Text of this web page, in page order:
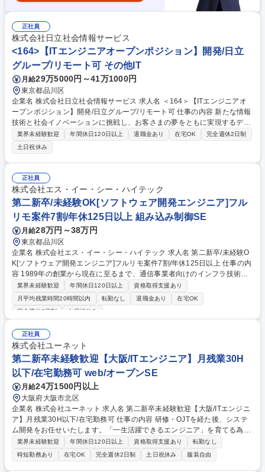
正社員
株式会社日立社会情報サービス
<164>【ITエンジニアオープンポジション】開発/日立
グループ/リモート可 その他IT
月給29万5000円～41万1000円
東京都品川区
企業名 株式会社日立社会情報サービス 求人名 ＜164＞【ITエンジニアオ
ープンポジション】開発/日立グループ/リモート可 仕事の内容 新たな情報
技術と社会イノベーションに挑戦し、お客さまの夢をともに実現するデジ
タルソリューションを提供します。各種ソリューションの設計/開発に携わ
っていただくことを想定しています。 選考を通じて皆さんのキャリア志向
を伺いながら、配属先を広く検討させていただきます。システムインテグ
レーション事業、システム運用サービス事業、パッケージ・ソリューショ
ン事業＜日立グループ各社とともに、システムインテグレーション事業を
はじめ、システム運用サービス事業、ソリューション事業を幅広い業種に
おいて展開しています。＞ 募集職種 ＜164＞【ITエンジニアオープンポジ
ション】開発/日立グループ/リモート可
業界未経験歓迎 年間休日120日以上 退職金あり 在宅OK
完全週休2日制
土日祝休み
正社員
株式会社エス・イー・シー・ハイテック
第二新卒/未経験OK[ソフトウェア開発エンジニア]フル
リモ案件7割/年休125日以上 組み込み制御SE
月給28万円～38万円
東京都品川区
企業名 株式会社エス・イー・シー・ハイテック 求人名 第二新卒/未経験O
K[ソフトウェア開発エンジニア]フルリモ案件7割/年休125日以上 仕事の内
容 1989年の創業から現在に至るまで、通信事業者向けのインフラ技術を
強みに、確かな実績を培ってきた当社にて、大手通信キャリア向けのアプ
リケーション、ミドルウェア、Linuxカーネルの開発をご担当いただきま
す。 [案件例]■通信キャリア向け5G基地局システムの開発/仮想化NWシス
ェア開発 他 [魅力/やりがい] 固定電話の交換機開発の時代から、携帯電話
の登場・ 発展を支えてきた長年のノウハウと信頼により、当社でなくては
出来ない 案件が多数ございます。 募集職種 第二新卒/未経験OK[ソフトウ
ェア開発エンジニア]フルリモ案件7割/年休125日以上
業界未経験歓迎 年間休日120日以上
資格取得支援あり
月平均残業時間20時間以内
転勤なし 退職金あり
在宅OK
完全週休2日制
土日祝休み
正社員
株式会社ユーネット
第二新卒未経験歓迎【大阪/ITエンジニア】月残業30H
以下/在宅勤務可 web/オープンSE
月給24万1500円以上
大阪府大阪市北区
企業名 株式会社ユーネット 求人名 第二新卒未経験歓迎【大阪/ITエンジニ
ア】月残業30H以下/在宅勤務可 仕事の内容 研修・OJTを経た後、システ
ム開発をお任せいたします。「一生活躍できるエンジニア」を育てる為、
独自の教育・評価制度で技術力×ヒューマンスキルを伸ばすプログラムを
用意。経験浅くてもしっかり育成します。 【教育体制】3～5名のチーム
でプロジェクトを組むことが多い環境ですので、メンバーと協力しながら
業界未経験歓迎 年間休日120日以上 資格取得支援あり
転勤なし
時短勤務あり
在宅OK 完全週休2日制 土日祝休み 服装自由